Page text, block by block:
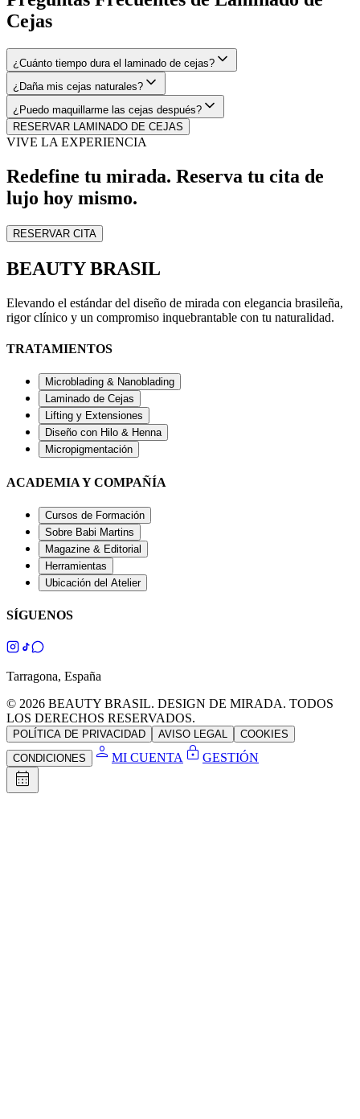
Cejas
¿Cuánto tiempo dura el laminado de cejas?
¿Daña mis cejas naturales?
¿Puedo maquillarme las cejas después?
RESERVAR LAMINADO DE CEJAS
VIVE LA EXPERIENCIA
Redefine tu mirada. Reserva tu cita de
lujo hoy mismo.
RESERVAR CITA
BEAUTY BRASIL
Elevando el estándar del diseño de mirada con elegancia brasileña,
rigor clínico y un compromiso inquebrantable con tu naturalidad.
TRATAMIENTOS
Microblading & Nanoblading
Laminado de Cejas
Lifting y Extensiones
Diseño con Hilo & Henna
Micropigmentación
ACADEMIA Y COMPAÑÍA
Cursos de Formación
Sobre Babi Martins
Magazine & Editorial
Herramientas
Ubicación del Atelier
SÍGUENOS
Tarragona, España
© 2026 BEAUTY BRASIL. DESIGN DE MIRADA. TODOS
LOS DERECHOS RESERVADOS.
POLÍTICA DE PRIVACIDAD AVISO LEGAL
COOKIES
CONDICIONES
person MI CUENTA lock GESTIÓN
calendar_month